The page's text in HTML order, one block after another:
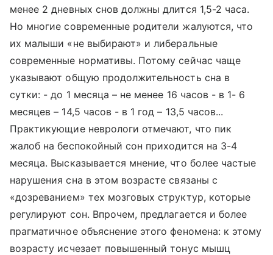
менее 2 дневных снов должны длится 1,5-2 часа.
Но многие современные родители жалуются, что
их малыши «не выбирают» и либеральные
современные нормативы. Потому сейчас чаще
указывают общую продолжительность сна в
сутки: - до 1 месяца – не менее 16 часов - в 1- 6
месяцев – 14,5 часов - в 1 год – 13,5 часов...
Практикующие неврологи отмечают, что пик
жалоб на беспокойный сон приходится на 3-4
месяца. Высказывается мнение, что более частые
нарушения сна в этом возрасте связаны с
«дозреванием» тех мозговых структур, которые
регулируют сон. Впрочем, предлагается и более
прагматичное объяснение этого феномена: к этому
возрасту исчезает повышенный тонус мышц